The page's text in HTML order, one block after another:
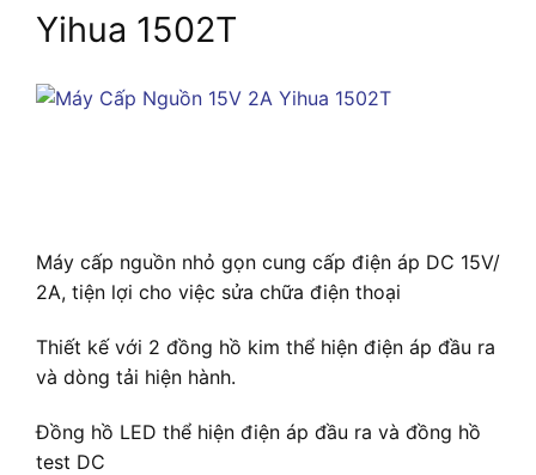
Yihua 1502T
Máy cấp nguồn nhỏ gọn cung cấp điện áp DC 15V/
2A, tiện lợi cho việc sửa chữa điện thoại
Thiết kế với 2 đồng hồ kim thể hiện điện áp đầu ra
và dòng tải hiện hành.
Đồng hồ LED thể hiện điện áp đầu ra và đồng hồ
test DC